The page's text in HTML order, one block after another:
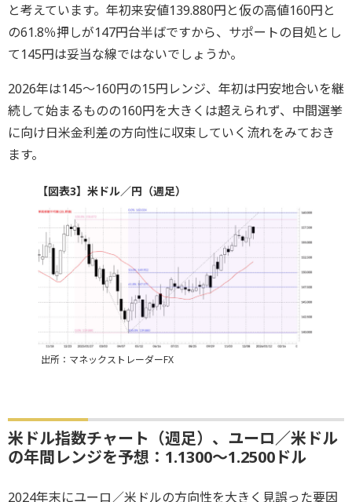
と考えています。年初来安値139.880円と仮の高値160円と
の61.8％押しが147円台半ばですから、サポートの目処とし
て145円は妥当な線ではないでしょうか。
2026年は145～160円の15円レンジ、年初は円安地合いを継
続して始まるものの160円を大きくは超えられず、中間選挙
に向け日米金利差の方向性に収束していく流れをみておき
ます。
【図表3】米ドル／円（週足）
出所：マネックストレーダーFX
米ドル指数チャート（週足）、ユーロ／米ドル
の年間レンジを予想：1.1300～1.2500ドル
2024年末にユーロ／米ドルの方向性を大きく見誤った要因